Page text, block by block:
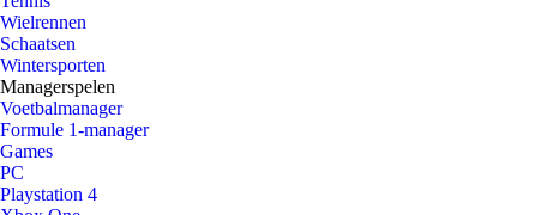
Wielrennen
Schaatsen
Wintersporten
Managerspelen
Voetbalmanager
Formule 1-manager
Games
PC
Playstation 4